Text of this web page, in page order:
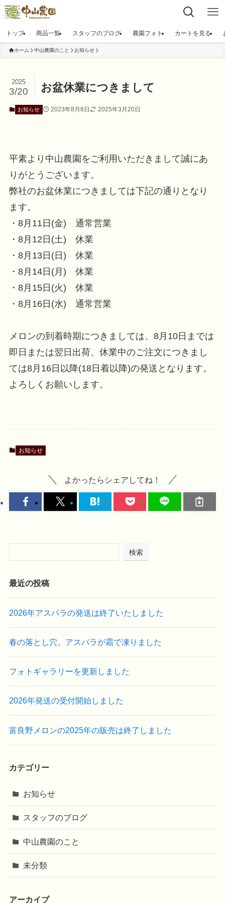
トップ 商品一覧 スタッフのブログ 農園フォト カートを見る
ホーム 中山農園のこと お知らせ
お盆休業につきまして
2025
3/20
お知らせ 2023年8月8日 2025年3月20日
平素より中山農園をご利用いただきまして誠にあ
りがとうございます。
弊社のお盆休業につきましては下記の通りとなり
ます。
・8月11日(金) 通常営業
・8月12日(土) 休業
・8月13日(日) 休業
・8月14日(月) 休業
・8月15日(火) 休業
・8月16日(水) 通常営業
メロンの到着時期につきましては、8月10日までは
即日または翌日出荷、休業中のご注文につきまし
ては8月16日以降(18日着以降)の発送となります。
よろしくお願いします。
お知らせ
よかったらシェアしてね！
検索
最近の投稿
2026年アスパラの発送は終了いたしました
春の落とし穴。アスパラが霜で凍りました
フォトギャラリーを更新しました
2026年発送の受付開始しました
富良野メロンの2025年の販売は終了しました
カテゴリー
お知らせ
スタッフのブログ
中山農園のこと
未分類
アーカイブ